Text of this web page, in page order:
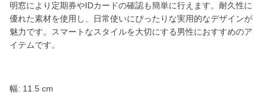
明窓により定期券やIDカードの確認も簡単に行えます。耐久性に
優れた素材を使用し、日常使いにぴったりな実用的なデザインが
魅力です。スマートなスタイルを大切にする男性におすすめのア
イテムです。
幅: 11.5 cm